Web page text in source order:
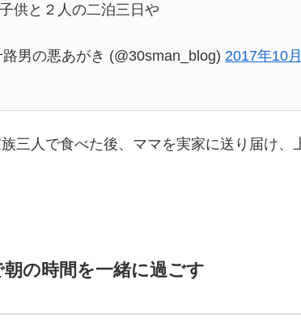
供と２人の二泊三日や
男の悪あがき (@30sman_blog) 2017年10
三人で食べた後、ママを実家に送り届け、
朝の時間を一緒に過ごす